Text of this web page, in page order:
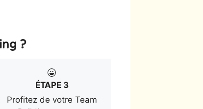
?
ÉTAPE 3
Profitez de votre Team